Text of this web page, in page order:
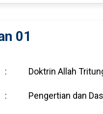
01
: Doktrin Allah
: Pengertian dan